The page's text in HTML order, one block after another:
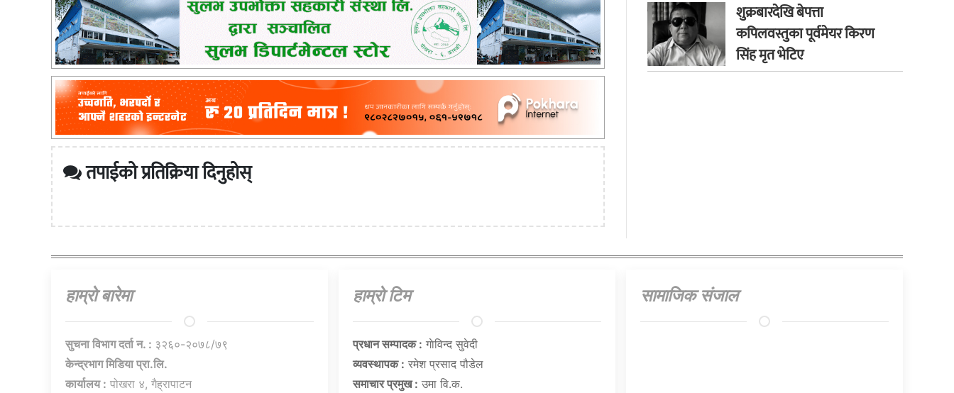
तपाईको प्रतिक्रिया दिनुहोस्
शुक्रबारदेखि बेपत्ता
कपिलवस्तुका पूर्वमेयर किरण
सिंह मृत भेटिए
हाम्राे बारेमा
सुचना विभाग दर्ता न. : ३२६०-२०७८/७९
केन्द्रभाग मिडिया प्रा.लि.
कार्यालय : पोखरा ४, गैह्रापाटन
हाम्राे टिम
प्रधान सम्पादक : गाेविन्द सुवेदी
व्यवस्थापक : रमेश प्रसाद पौडेल
समाचार प्रमुख : उमा वि.क.
सामाजिक संजाल